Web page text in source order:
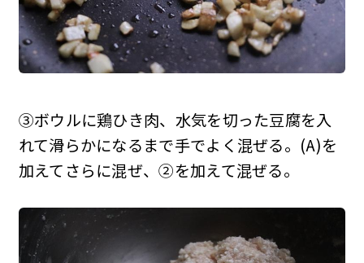
③ボウルに鶏ひき肉、水気を切った豆腐を入
れて滑らかになるまで手でよく混ぜる。(A)を
加えてさらに混ぜ、②を加えて混ぜる。